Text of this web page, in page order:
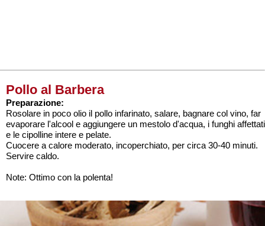
Pollo al Barbera
Preparazione:
Rosolare in poco olio il pollo infarinato, salare, bagnare col vino, far
evaporare l'alcool e aggiungere un mestolo d'acqua, i funghi affettati
e le cipolline intere e pelate.
Cuocere a calore moderato, incoperchiato, per circa 30-40 minuti.
Servire caldo.
Note: Ottimo con la polenta!